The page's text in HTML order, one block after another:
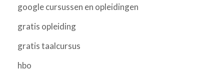
google cursussen en opleidingen
gratis opleiding
gratis taalcursus
hbo